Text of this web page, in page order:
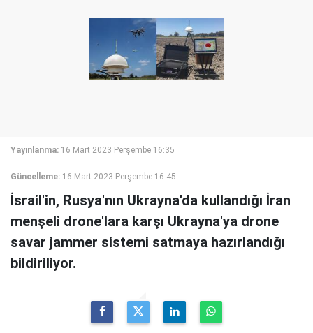
Yayınlanma: 16 Mart 2023 Perşembe 16:35
Güncelleme: 16 Mart 2023 Perşembe 16:45
İsrail'in, Rusya'nın Ukrayna'da kullandığı İran
menşeli drone'lara karşı Ukrayna'ya drone
savar jammer sistemi satmaya hazırlandığı
bildiriliyor.